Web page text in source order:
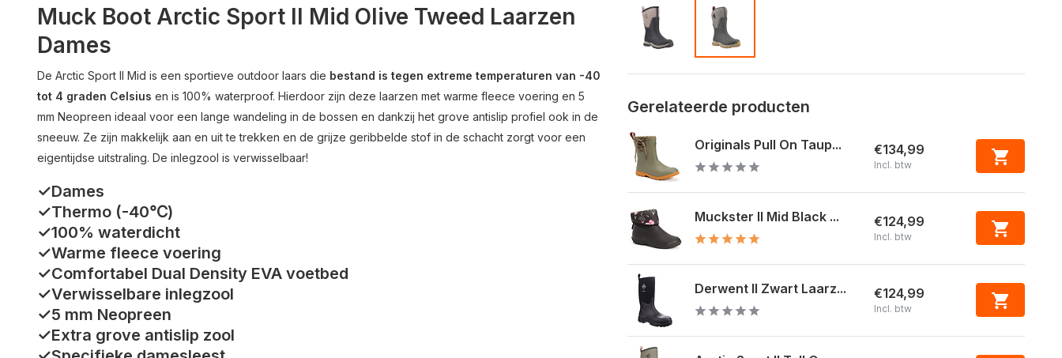
Muck Boot Arctic Sport II Mid Olive Tweed Laarzen
Dames
De Arctic Sport II Mid is een sportieve outdoor laars die bestand is tegen extreme temperaturen van -40
tot 4 graden Celsius en is 100% waterproof. Hierdoor zijn deze laarzen met warme fleece voering en 5
mm Neopreen ideaal voor een lange wandeling in de bossen en dankzij het grove antislip profiel ook in de
sneeuw. Ze zijn makkelijk aan en uit te trekken en de grijze geribbelde stof in de schacht zorgt voor een
eigentijdse uitstraling. De inlegzool is verwisselbaar!
✓Dames
✓Thermo (-40℃)
✓100% waterdicht
✓Warme fleece voering
✓Comfortabel Dual Density EVA voetbed
✓Verwisselbare inlegzool
✓5 mm Neopreen
✓Extra grove antislip zool
Gerelateerde producten
Originals Pull On Taup... €134,99
Incl. btw
Muckster II Mid Black ... €124,99
Incl. btw
Derwent II Zwart Laarz... €124,99
Incl. btw